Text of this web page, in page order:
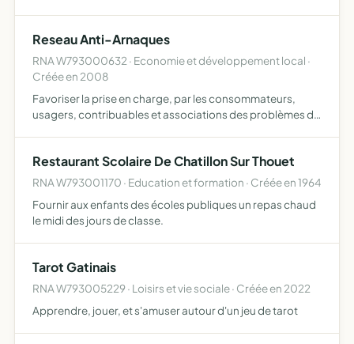
Reseau Anti-Arnaques
RNA W793000632 · Economie et développement local ·
Créée en 2008
Favoriser la prise en charge, par les consommateurs,
usagers, contribuables et associations des problèmes de
études,…
Restaurant Scolaire De Chatillon Sur Thouet
RNA W793001170 · Education et formation · Créée en 1964
Fournir aux enfants des écoles publiques un repas chaud
le midi des jours de classe.
Tarot Gatinais
RNA W793005229 · Loisirs et vie sociale · Créée en 2022
Apprendre, jouer, et s'amuser autour d'un jeu de tarot